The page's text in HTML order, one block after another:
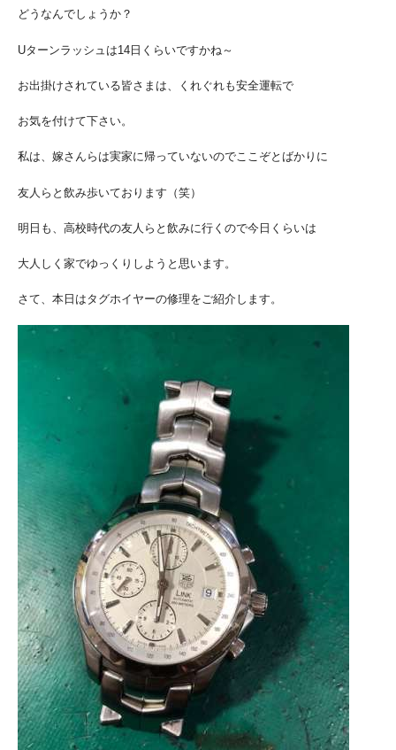
どうなんでしょうか？
Uターンラッシュは14日くらいですかね～
お出掛けされている皆さまは、くれぐれも安全運転で
お気を付けて下さい。
私は、嫁さんらは実家に帰っていないのでここぞとばかりに
友人らと飲み歩いております（笑）
明日も、高校時代の友人らと飲みに行くので今日くらいは
大人しく家でゆっくりしようと思います。
さて、本日はタグホイヤーの修理をご紹介します。